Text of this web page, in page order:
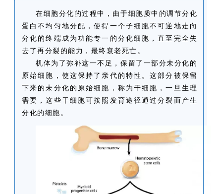
在细胞分化的过程中，由于细胞质中的调节分化
蛋白不均匀地分配，使得一个子细胞不可逆地走向
分化的终端成为功能专一的分化细胞，直至完全失
去了再分裂的能力，最终衰老死亡。
机体为了弥补这一不足，保留了一部分未分化的
原始细胞，使这保持了亲代的特性。这部分被保留
下来的未分化的原始细胞，称为干细胞，一旦生理
需要，这些干细胞可按照发育途径通过分裂而产生
分化的细胞。